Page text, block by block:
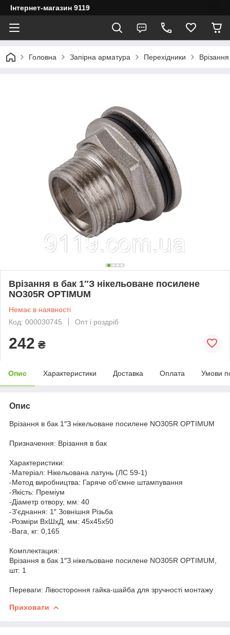
Інтернет-магазин 9119
Головна Запірна арматура Перехідники
Врізання в бак 1″З нікельоване посилене
NO305R OPTIMUM
Немає в наявності
Код: 000030745
Опт і роздріб
242 ₴
Опис Характеристики Доставка Оплата Умови
Опис
Врізання в бак 1″З нікельоване посилене NO305R OPTIMUM
Призначення: Врізання в бак
Характеристики:
-Матеріал: Нікельована латунь (ЛС 59-1)
-Метод виробництва: Гаряче об'ємне штампування
-Якість: Преміум
-Діаметр отвору, мм: 40
-З'єднання: 1″ Зовнішня Різьба
-Розміри ВхШхД, мм: 45х45х50
-Вага, кг: 0,165
Комплектация:
Врізання в бак 1″З нікельоване посилене NO305R OPTIMUM,
шт: 1
Переваги: Лівостороння гайка-шайба для зручності монтажу
Приховати